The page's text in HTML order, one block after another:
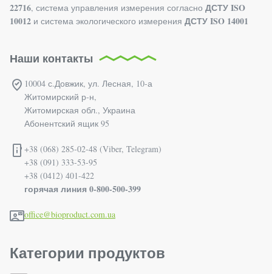
22716, система управления измерения согласно ДСТУ ISO
10012 и система экологического измерения ДСТУ ISO 14001
Наши контакты
10004 с.Довжик, ул. Лесная, 10-а
Житомирский р-н,
Житомирская обл., Украина
Абонентский ящик 95
+38 (068) 285-02-48 (Viber, Telegram)
+38 (091) 333-53-95
+38 (0412) 401-422
горячая линия 0-800-500-399
office@bioproduct.com.ua
Категории продуктов